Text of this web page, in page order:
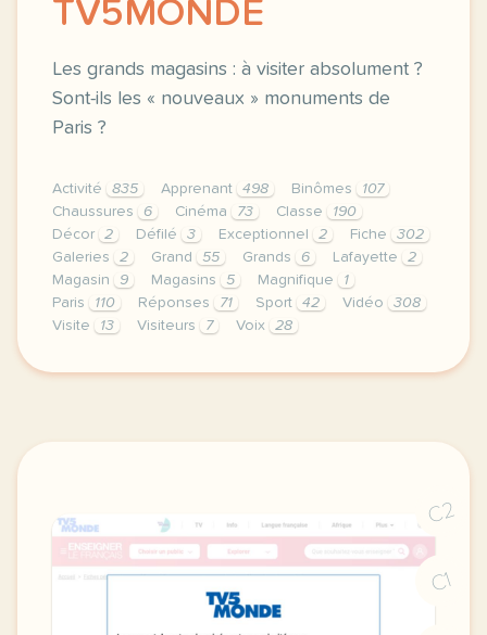
TV5MONDE
Les grands magasins : à visiter absolument ?
Sont-ils les « nouveaux » monuments de
Paris ?
Activité 835 Apprenant 498 Binômes
107
Chaussures
6 Cinéma 73 Classe
190
Décor
2 Défilé 3 Exceptionnel 2 Fiche
302
Galeries
2 Grand 55 Grands 6 Lafayette
2
Magasin
9 Magasins 5 Magnifique
1
Paris
110 Réponses 71 Sport 42 Vidéo
308
Visite
13 Visiteurs 7 Voix 28
le respect de votre vie privee est une priorite
C2
C1